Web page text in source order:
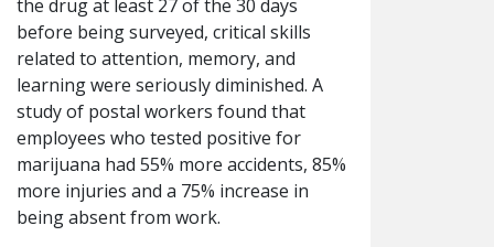
the drug at least 27 of the 30 days
before being surveyed, critical skills
related to attention, memory, and
learning were seriously diminished. A
study of postal workers found that
employees who tested positive for
marijuana had 55% more accidents, 85%
more injuries and a 75% increase in
being absent from work.